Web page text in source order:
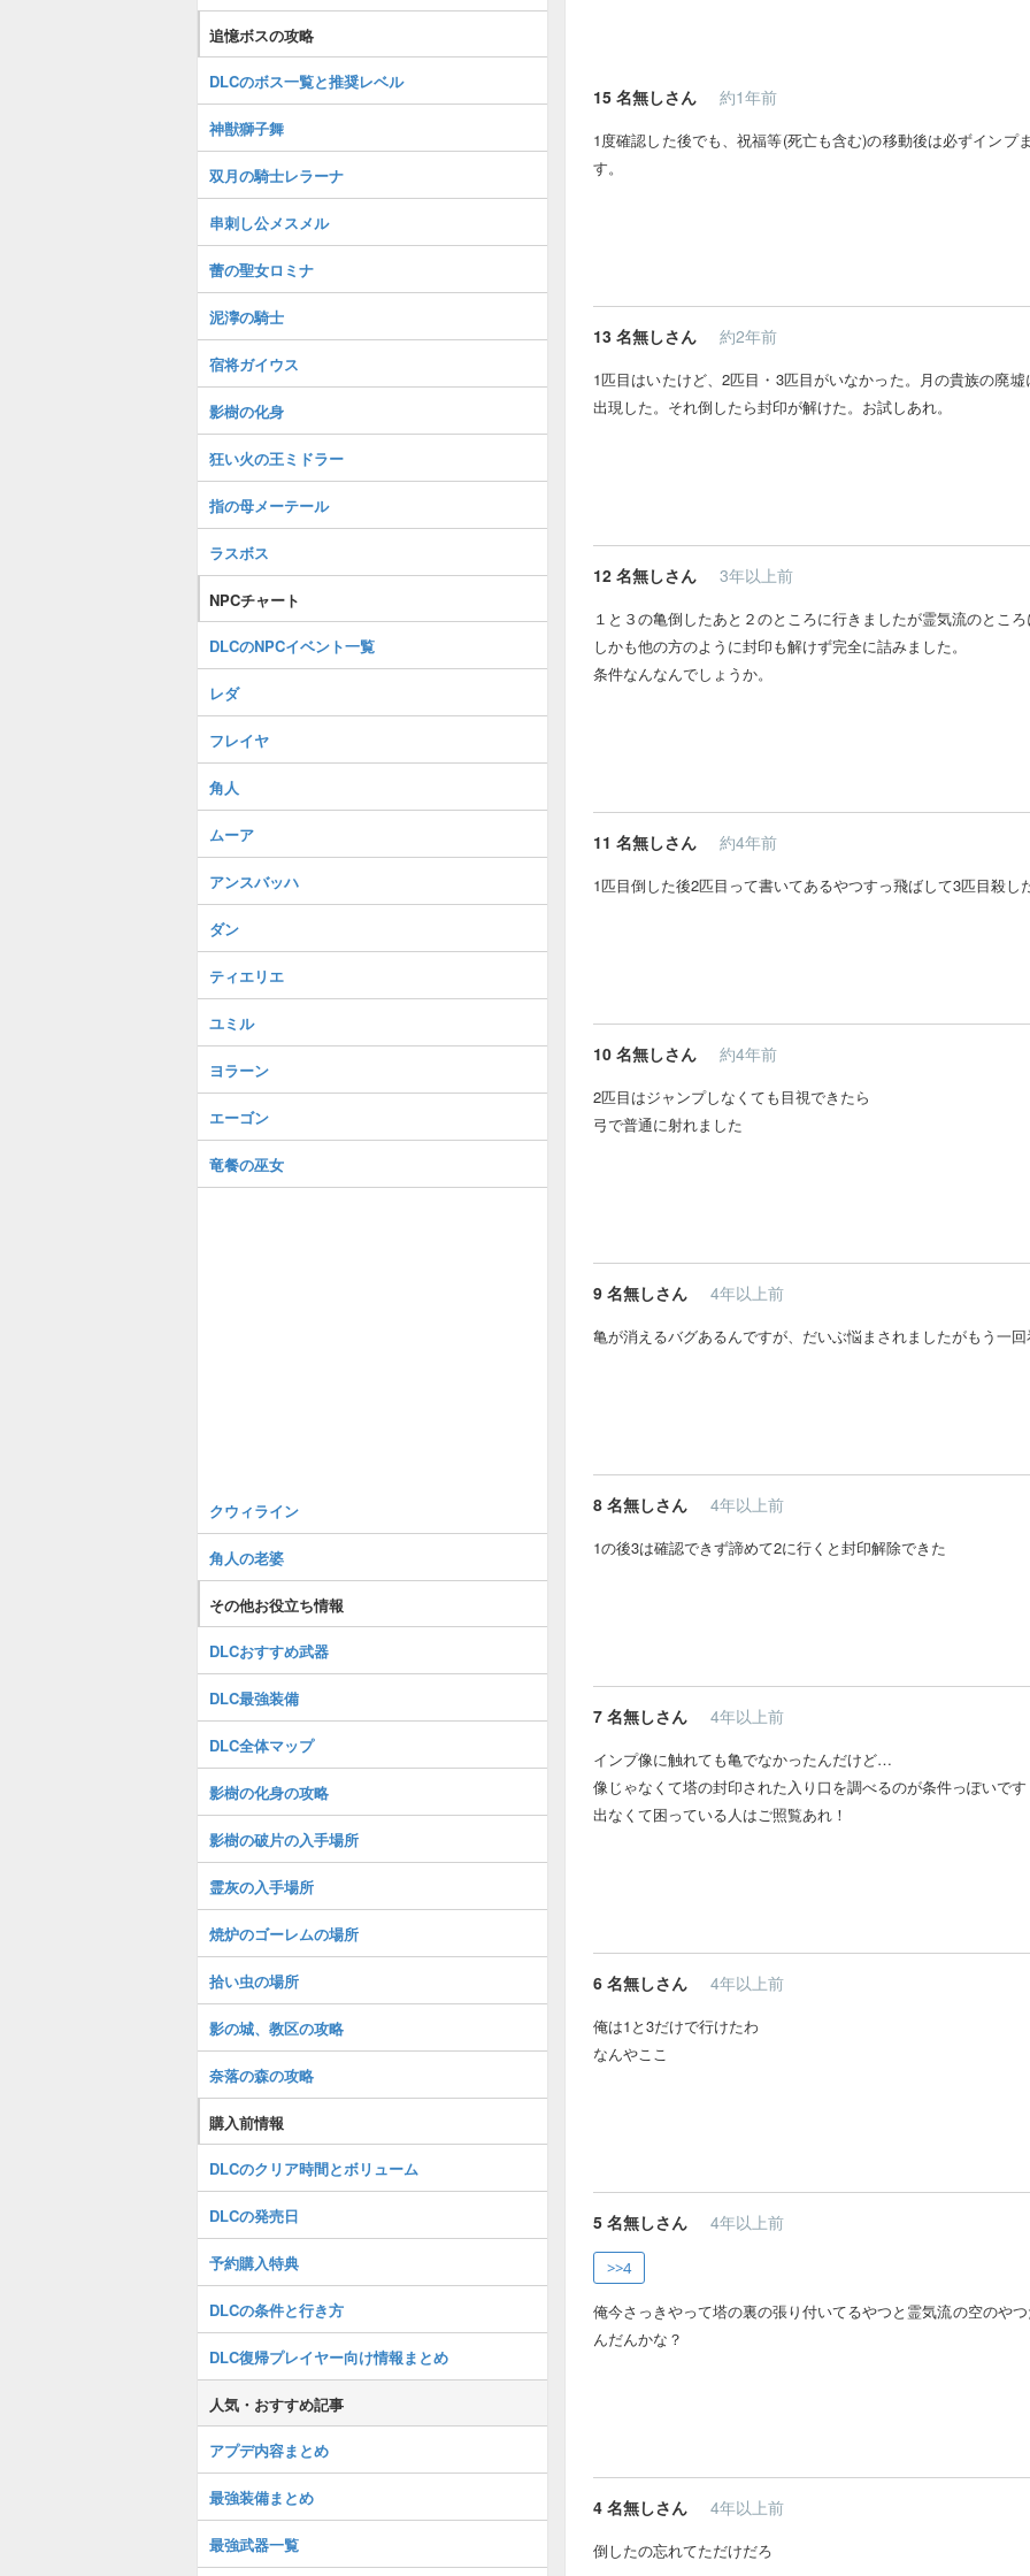
15 名無しさん 約1年前
1度確認した後でも、祝福等(死亡も含む)の移動後は必ずインプ
す。
13 名無しさん 約2年前
1匹目はいたけど、2匹目・3匹目がいなかった。月の貴族の廃
出現した。それ倒したら封印が解けた。お試しあれ。
12 名無しさん 3年以上前
１と３の亀倒したあと２のところに行きましたが霊気流のとこ
しかも他の方のように封印も解けず完全に詰みました。
条件なんなんでしょうか。
11 名無しさん 約4年前
1匹目倒した後2匹目って書いてあるやつすっ飛ばして3匹目殺し
10 名無しさん 約4年前
2匹目はジャンプしなくても目視できたら
弓で普通に射れました
9 名無しさん 4年以上前
亀が消えるバグあるんですが、だいぶ悩まされましたがもう一
8 名無しさん 4年以上前
1の後3は確認できず諦めて2に行くと封印解除できた
7 名無しさん 4年以上前
インプ像に触れても亀でなかったんだけど…
像じゃなくて塔の封印された入り口を調べるのが条件っぽいです
出なくて困っている人はご照覧あれ！
6 名無しさん 4年以上前
俺は1と3だけで行けたわ
なんやここ
5 名無しさん 4年以上前
>>4
俺今さっきやって塔の裏の張り付いてるやつと霊気流の空のや
んだんかな？
4 名無しさん 4年以上前
倒したの忘れてただけだろ
追憶ボスの攻略
DLCのボス一覧と推奨レベル
神獣獅子舞
双月の騎士レラーナ
串刺し公メスメル
蕾の聖女ロミナ
泥濘の騎士
宿将ガイウス
影樹の化身
狂い火の王ミドラー
指の母メーテール
ラスボス
NPCチャート
DLCのNPCイベント一覧
レダ
フレイヤ
角人
ムーア
アンスバッハ
ダン
ティエリエ
ユミル
ヨラーン
エーゴン
竜餐の巫女
クウィライン
角人の老婆
その他お役立ち情報
DLCおすすめ武器
DLC最強装備
DLC全体マップ
影樹の化身の攻略
影樹の破片の入手場所
霊灰の入手場所
焼炉のゴーレムの場所
拾い虫の場所
影の城、教区の攻略
奈落の森の攻略
購入前情報
DLCのクリア時間とボリューム
DLCの発売日
予約購入特典
DLCの条件と行き方
DLC復帰プレイヤー向け情報まとめ
人気・おすすめ記事
アプデ内容まとめ
最強装備まとめ
最強武器一覧